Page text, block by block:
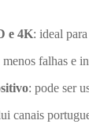
e 4K: ideal
menos falhas e
: pode ser
canais